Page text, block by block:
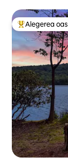
Locuință din
Alegerea